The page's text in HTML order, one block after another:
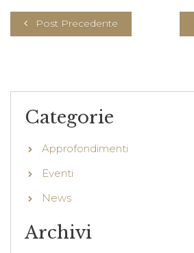
Post Precedente
Categorie
Approfondimenti
Eventi
News
Archivi